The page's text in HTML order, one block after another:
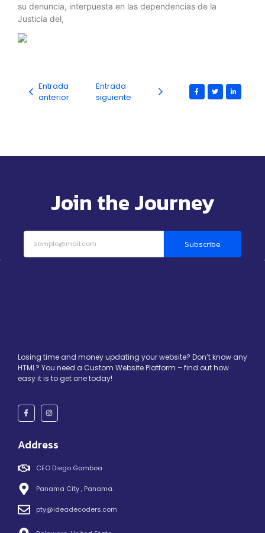
su denuncia, interpuesta en las dependencias de la
Justicia del,
Entrada
anterior
Entrada
siguiente
Join the Journey
Subscribe
Losing time and money updating your website? Don’t know any
HTML? You need a Custom Website Platform – find out how
easy it is to get one today!
Address
CEO Diego Gamboa
Panama City , Panama.
pty@ideadecoders.com